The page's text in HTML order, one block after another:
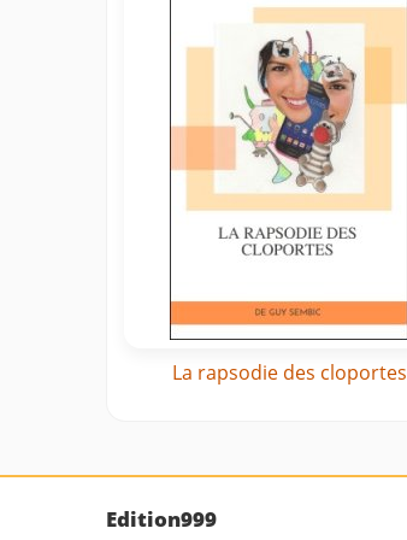
La rapsodie des cloportes
Edition999